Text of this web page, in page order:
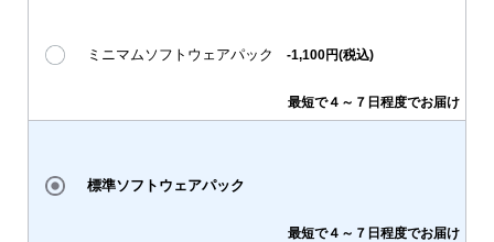
最短で４～７日程度でお届け
ミニマムソフトウェアパック -1,100円(税込)
最短で４～７日程度でお届け
標準ソフトウェアパック